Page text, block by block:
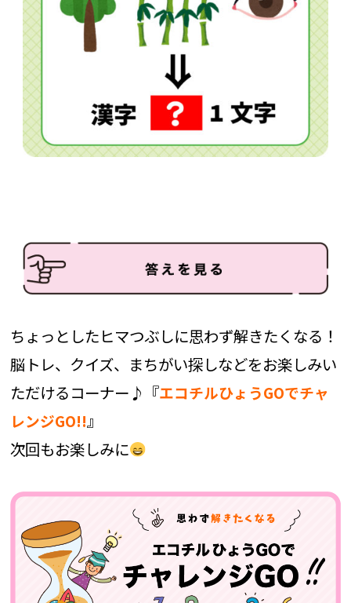
ちょっとしたヒマつぶしに思わず解きたくなる！
脳トレ、クイズ、まちがい探しなどをお楽しみい
ただけるコーナー♪『エコチルひょうGOでチャ
レンジGO!!』
次回もお楽しみに